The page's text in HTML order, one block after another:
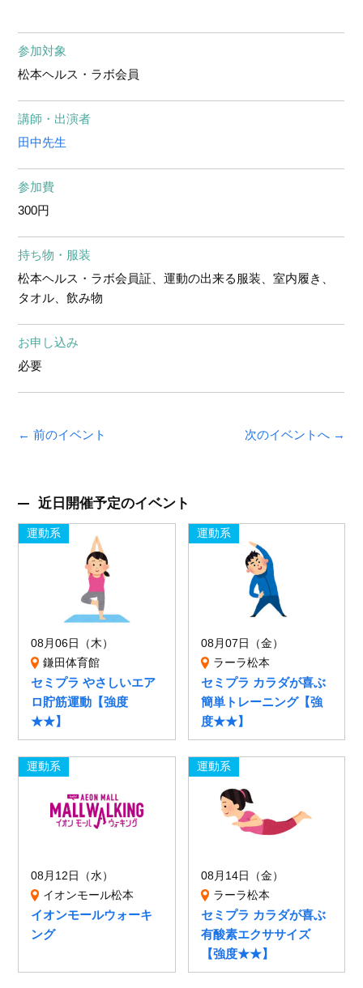
参加対象
松本ヘルス・ラボ会員
講師・出演者
田中先生
参加費
300円
持ち物・服装
松本ヘルス・ラボ会員証、運動の出来る服装、室内履き、
タオル、飲み物
お申し込み
必要
← 前のイベント 次のイベントへ →
近日開催予定のイベント
運動系
08月06日（木）
鎌田体育館
セミプラ やさしいエア
ロ貯筋運動【強度
★★】
運動系
08月07日（金）
ラーラ松本
セミプラ カラダが喜ぶ
簡単トレーニング【強
度★★】
運動系
08月12日（水）
イオンモール松本
イオンモールウォーキ
ング
運動系
08月14日（金）
ラーラ松本
セミプラ カラダが喜ぶ
有酸素エクササイズ
【強度★★】